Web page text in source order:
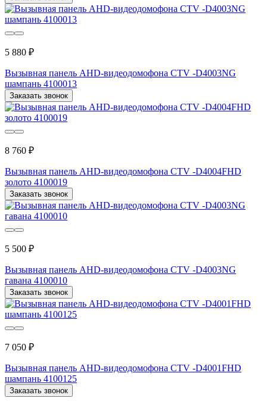
5 880 ₽
Вызывная панель AHD-видеодомофона CTV -D4003NG
шампань 4100013
Заказать звонок
8 760 ₽
Вызывная панель AHD-видеодомофона CTV -D4004FHD
золото 4100019
Заказать звонок
5 500 ₽
Вызывная панель AHD-видеодомофона CTV -D4003NG
гавана 4100010
Заказать звонок
7 050 ₽
Вызывная панель AHD-видеодомофона CTV -D4001FHD
шампань 4100125
Заказать звонок